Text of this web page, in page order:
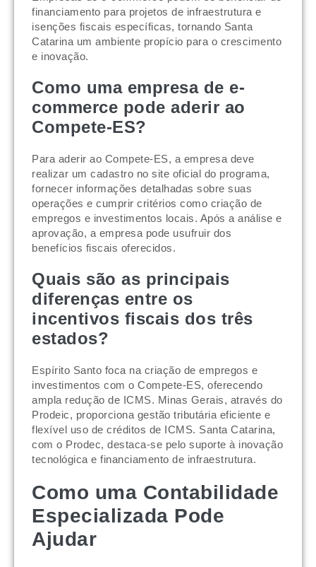
financiamento para projetos de infraestrutura e
isenções fiscais específicas, tornando Santa
Catarina um ambiente propício para o crescimento
e inovação.
Como uma empresa de e-
commerce pode aderir ao
Compete-ES?
Para aderir ao Compete-ES, a empresa deve
realizar um cadastro no site oficial do programa,
fornecer informações detalhadas sobre suas
operações e cumprir critérios como criação de
empregos e investimentos locais. Após a análise e
aprovação, a empresa pode usufruir dos
benefícios fiscais oferecidos.
Quais são as principais
diferenças entre os
incentivos fiscais dos três
estados?
Espírito Santo foca na criação de empregos e
investimentos com o Compete-ES, oferecendo
ampla redução de ICMS. Minas Gerais, através do
Prodeic, proporciona gestão tributária eficiente e
flexível uso de créditos de ICMS. Santa Catarina,
com o Prodec, destaca-se pelo suporte à inovação
tecnológica e financiamento de infraestrutura.
Como uma Contabilidade
Especializada Pode
Ajudar